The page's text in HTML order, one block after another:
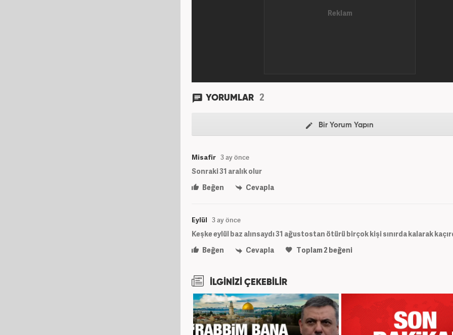
YORUMLAR 2
Bir Yorum Yapın
Misafir 3 ay önce
Sonraki 31 aralık olur
Beğen
Cevapla
Eylül 3 ay önce
Keşke eylül baz alınsaydı 31 ağustostan ötürü birçok kişi sınırda kalarak
Beğen
Cevapla Toplam2beğeni
İLGİNİZİ ÇEKEBİLİR